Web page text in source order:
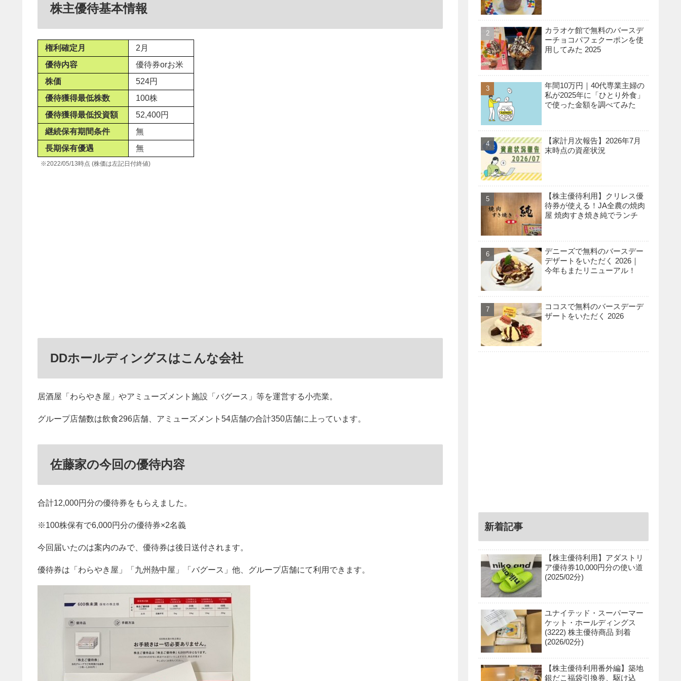
株主優待基本情報
権利確定月
2月
優待内容
優待券orお米
株価
524円
優待獲得最低株数
100株
優待獲得最低投資額
52,400円
継続保有期間条件
無
長期保有優遇
無
※2022/05/13時点 (株価は左記日付終値)
DDホールディングスはこんな会社
居酒屋「わらやき屋」やアミューズメント施設「バグース」等を運営する小売業。
グループ店舗数は飲食296店舗、アミューズメント54店舗の合計350店舗に上っています。
佐藤家の今回の優待内容
合計12,000円分の優待券をもらえました。
※100株保有で6,000円分の優待券×2名義
今回届いたのは案内のみで、優待券は後日送付されます。
優待券は「わらやき屋」「九州熱中屋」「バグース」他、グループ店舗にて利用できます。
カラオケ館で無料のバースデ
ーチョコパフェクーポンを使
用してみた 2025
年間10万円｜40代専業主婦の
私が2025年に「ひとり外食」
で使った金額を調べてみた
【家計月次報告】2026年7月
末時点の資産状況
【株主優待利用】クリレス優
待券が使える！JA全農の焼肉
屋 焼肉すき焼き純でランチ
デニーズで無料のバースデー
デザートをいただく 2026｜
今年もまたリニューアル！
ココスで無料のバースデーデ
ザートをいただく 2026
新着記事
【株主優待利用】アダストリ
ア優待券10,000円分の使い道
(2025/02分)
ユナイテッド・スーパーマー
ケット・ホールディングス
(3222) 株主優待商品 到着
(2026/02分)
【株主優待利用番外編】築地
銀だこ福袋引換券、駆け込